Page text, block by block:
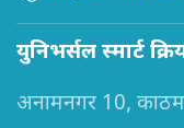
युनिभर्सल स्मार्ट
अनामनगर 10,